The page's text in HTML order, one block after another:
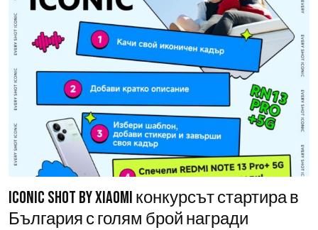
Iconic Shot by Xiaomi конкурсът стартира в
България с голям брой награди